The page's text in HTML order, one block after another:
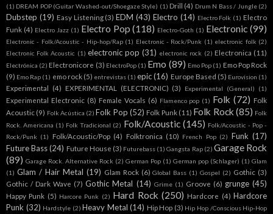
(1) DREAM POP (Guitar Washed-out/Shoegaze Style) (1) Drill (4) Drum N Bass / Jungle (2)
Dubstep (19) Easy Listening (3) EDM (43) Electro (14) Electro Folk (1) Electro
Funk (4) Electro Jazz (1) Electro Pop (118) Electro-Goth (1) Electronic (99)
Electronic - Folk/Acoustic - Hip-hop/Rap (1) Electronic - Rock/Punk (1) electronic folk (2)
Electronic Folk Acoustic (1) electronic pop (31) electronic rock (2) Electronica (11)
Electrónica (2) Electronicore (3) ElectroPop (1) Emo (89) Emo Pop (1) Emo Pop Rock
(9) Emo Rap (1) emo rock (5) entrevistas (1) epic (16) Europe Based (5) Eurovision (1)
Experimental (4) EXPERIMENTAL (ELECTRONIC) (3) Experimental (General) (1)
Experimental Electronic (8) Female Vocals (6) Flamenco pop (1) Folk (72) Folk
Acoustic (9) Folk Acústica (2) Folk Pop (52) Folk Punk (11) Folk Rock (85) Folk
Rock. Americana (1) Folk Tradicional (2) Folk/Acoustic (145) Folk/Acoustic - Pop -
Rock/Punk (1) Folk/Acoustic/Pop (4) Folktronica (10) French Pop (2) Funk (17)
Future Bass (24) Future House (3) Futurebass (1) Gangsta Rap (2) Garage Rock
(89) Garage Rock. Alternative Rock (2) German Pop (1) German pop (Schlager) (1) Glam
(1) Glam / Hair Metal (19) Glam Rock (6) Global Bass (1) Gospel (2) Gothic (3)
Gothic / Dark Wave (7) Gothic Metal (14) Grime (1) Groove (6) grunge (45)
Happy Punk (5) Harcore Punk (2) Hard Rock (250) Hardcore (4) Hardcore
Punk (32) Hardstyle (2) Heavy Metal (14) Hip Hop (3) Hip Hop /Conscious Hip-Hop